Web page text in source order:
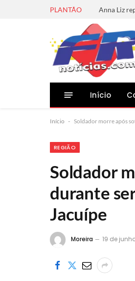
PLANTÃO
Início
Início - Soldador morre após
REGIÃO
Soldador
durante
Jacuípe
Moreira 19 de